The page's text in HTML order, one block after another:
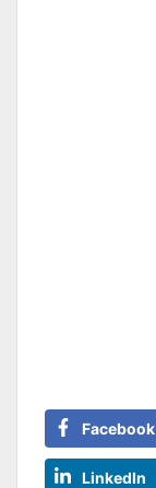
Facebook
LinkedIn